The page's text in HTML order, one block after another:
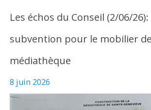
Les échos du Conseil (2/06/
subvention pour le mobilier
médiathèque
8 juin 2026